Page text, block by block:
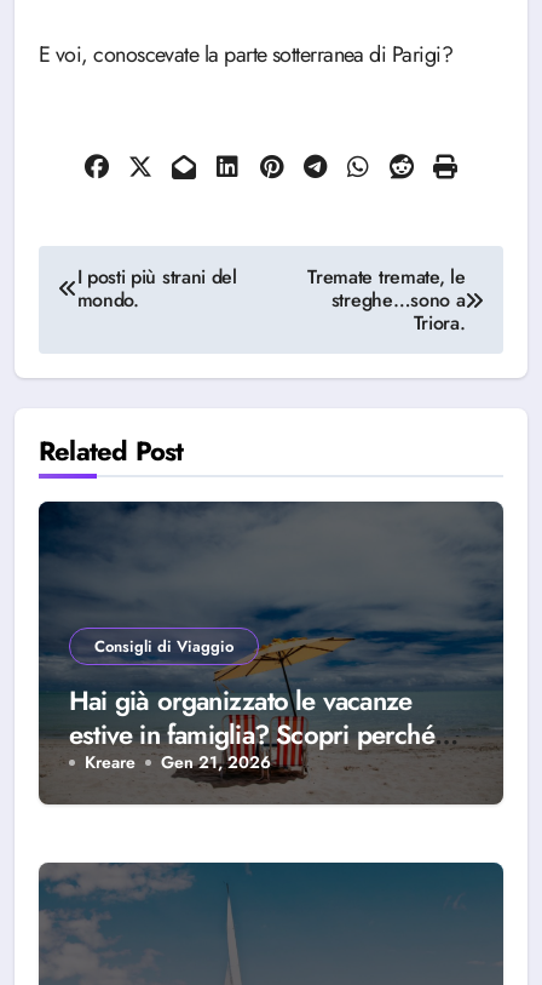
E voi, conoscevate la parte sotterranea di Parigi?
Navigazione
articoli
I posti più strani del
mondo.
Tremate tremate, le
streghe…sono a
Triora.
Related Post
Consigli di Viaggio
Hai già organizzato le vacanze
estive in famiglia? Scopri perché
scegliere Alba Adriatica
Kreare Gen 21, 2026